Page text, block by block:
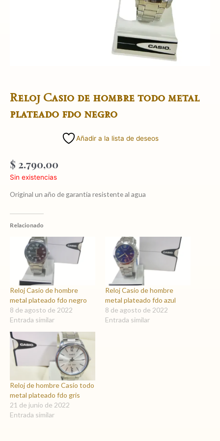
Reloj Casio de hombre todo metal
plateado fdo negro
Añadir a la lista de deseos
$ 2.790,00
Sin existencias
Original un año de garantía resistente al agua
Relacionado
Reloj Casio de hombre
metal plateado fdo negro
8 de agosto de 2022
Entrada similar
Reloj Casio de hombre
metal plateado fdo azul
8 de agosto de 2022
Entrada similar
Reloj de hombre Casio todo
metal plateado fdo gris
21 de junio de 2022
Entrada similar